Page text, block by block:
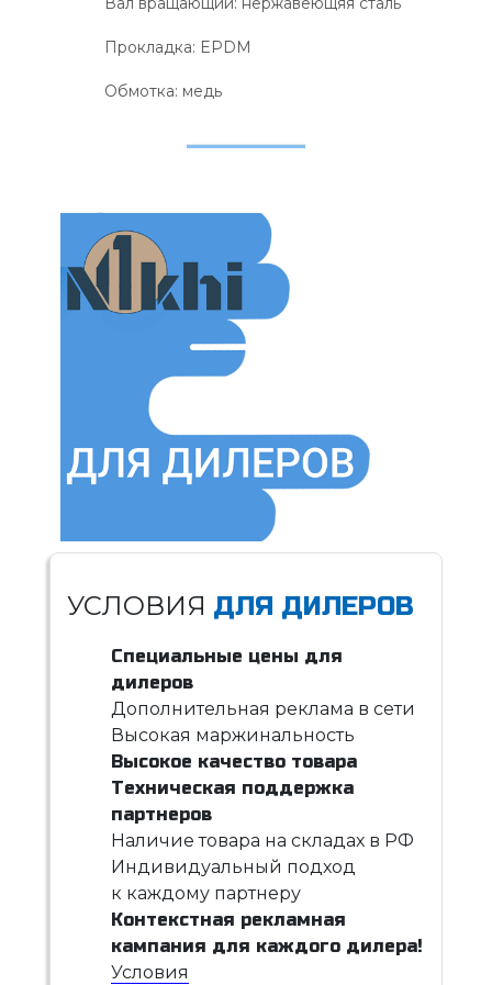
Прокладка: EPDM
Обмотка: медь
УСЛОВИЯ ДЛЯ ДИЛЕРОВ
Специальные цены для
дилеров
Дополнительная реклама в сети
Высокая маржинальность
Высокое качество товара
Техническая поддержка
партнеров
Наличие товара на складах в РФ
Индивидуальный подход
к каждому партнеру
Контекстная рекламная
кампания для каждого дилера!
Условия